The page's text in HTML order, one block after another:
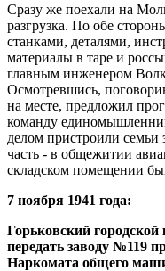
Сразу же поехали на
разгрузка. По обе
станками, деталями,
материалы в таре и
главным инженером
Осмотревшись,
на месте, предложил
команду
делом пристроили семьи
часть - в общежитии
складском помещении
7 ноября 1941 года:
Горьковский
передать заводу №119
Наркомата общего